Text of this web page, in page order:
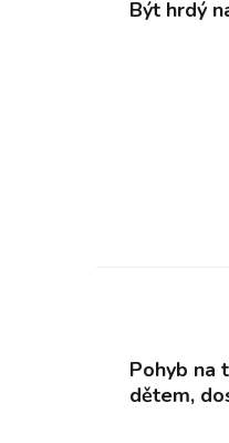
Být hrdý
Pohyb na
dětem,